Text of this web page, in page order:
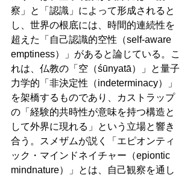
察」と「認識」によって形成されると
し、世界の根底には、時間的連続性を
超えた「自己認識的空性（self-aware
emptiness）」があると論じている。こ
れは、仏教の「空（śūnyatā）」と量子
力学的「非決定性（indeterminacy）」
を架橋するものであり、カストラップ
の「経験的共時性が意味を持つ構造と
して外界に現れる」という立場と響き
合う。スメザムが説く「エピオンティ
ック・マインドネイチャー（epiontic
mindnature）」とは、自己観察を通し